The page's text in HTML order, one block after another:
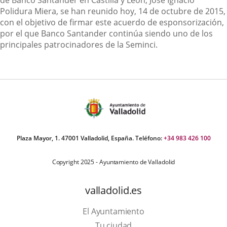
Polidura Miera, se han reunido hoy, 14 de octubre de 2015,
con el objetivo de firmar este acuerdo de esponsorización,
por el que Banco Santander continúa siendo uno de los
principales patrocinadores de la Seminci.
Plaza Mayor, 1. 47001 Valladolid, España. Teléfono:+34 983 426 100
Copyright 2025 - Ayuntamiento de Valladolid
valladolid.es
El Ayuntamiento